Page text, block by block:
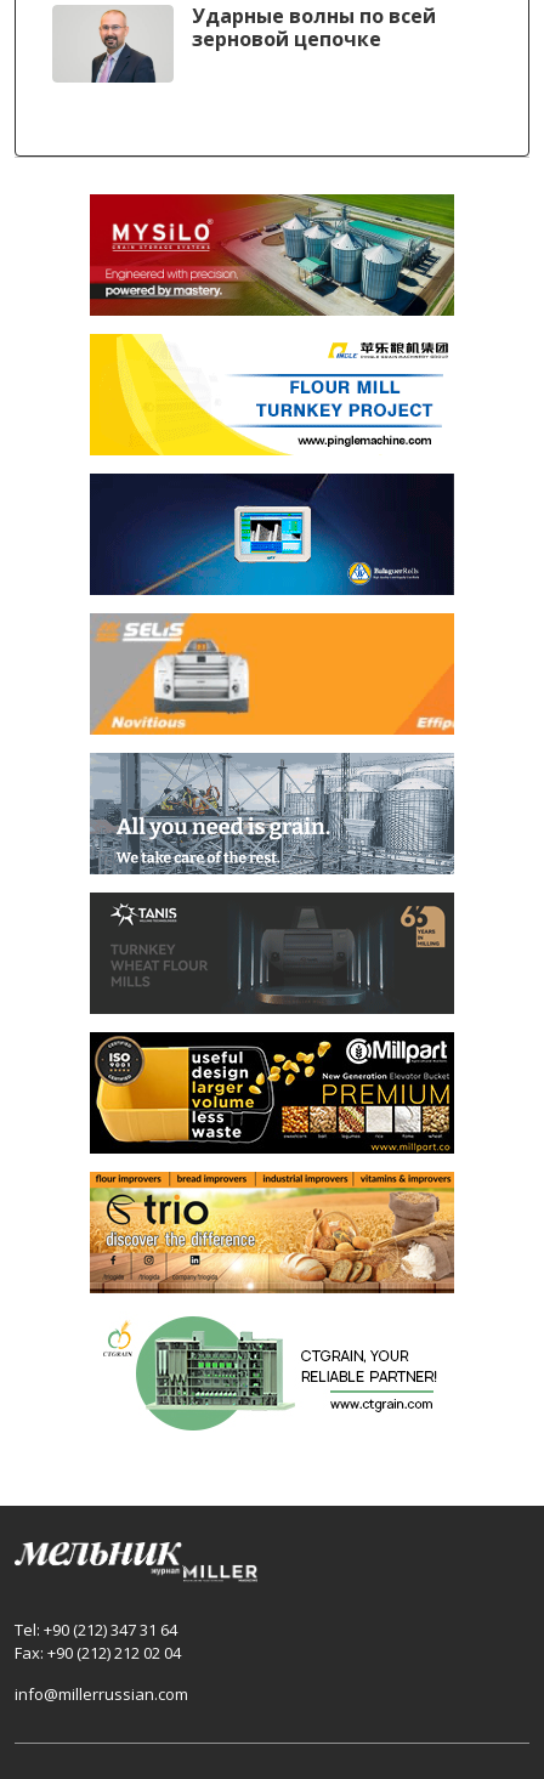
Ударные волны по всей
зерновой цепочке
Tel: +90 (212) 347 31 64
Fax: +90 (212) 212 02 04
info@millerrussian.com